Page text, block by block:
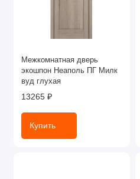
Межкомнатная дверь
экошпон Неаполь ПГ Милк
вуд глухая
13265 ₽
Купить